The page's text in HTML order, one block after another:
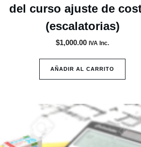
del curso ajuste de
(escalatorias)
$1,000.00 IVA Inc.
AÑADIR AL CARRITO